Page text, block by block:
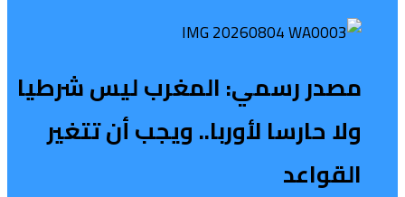
مصدر رسمي: المغرب ليس شرطيا
ولا حارسا لأوربا.. ويجب أن تتغير
القواعد